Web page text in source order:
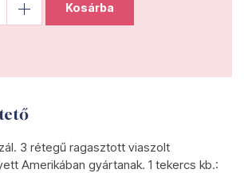
Kosárba
3 rétegű ragasztott viaszolt
Amerikában gyártanak. 1 tekercs kb.: